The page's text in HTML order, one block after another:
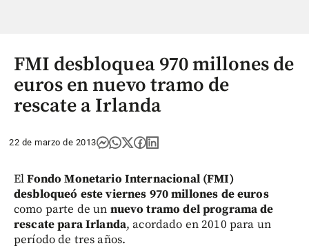
FMI desbloquea 970 millones de
euros en nuevo tramo de
rescate a Irlanda
22 de marzo de 2013
ElFondo Monetario Internacional (FMI)
desbloqueó este viernes 970 millones de euros
como parte de un nuevo tramo del programa de
rescate para Irlanda, acordado en 2010 para un
período de tres años.